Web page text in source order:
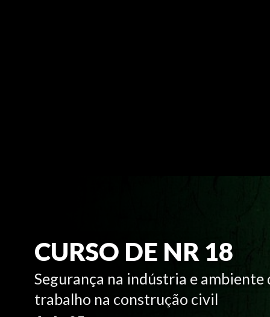
CURSO DE NR 18
Segurança na indústria e ambiente
trabalho na construção civil